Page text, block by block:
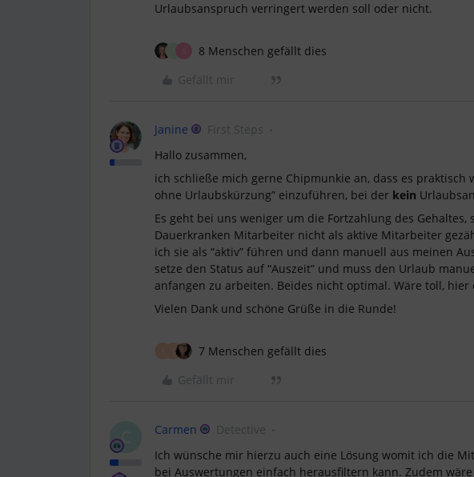
Urlaubsanspruch verringert werden soll oder nicht.
G
8 Menschen gefällt dies
Gefällt mir
Janine First Steps
Hallo zusammen,
ich schließe mich gerne Chipmunkie an, dass es praktisch
ohne Urlaubskürzung” einzuführen, bei der kein
Es geht bei uns weniger um die Fortzahlung des Gehaltes,
Dauerkranken Mitarbeiter nicht als aktive Mitarbeiter
ich sie als “aktiv” führen und dann manuell aus meinen
setze den Status auf “Auszeit” und muss den Urlaub
anfangen zu arbeiten. Beides nicht optimal. Wäre toll, hier
Vielen Dank und schöne Grüße in die Runde!
7 Menschen gefällt dies
Gefällt mir
C Carmen Detective
Ich wünsche mir hierzu auch eine Lösung womit ich die
bei Auswertungen einfach herausfiltern kann. Zudem